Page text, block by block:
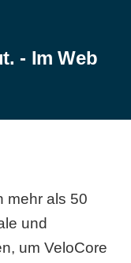
- Im Web
mehr als 50
und
um VeloCore